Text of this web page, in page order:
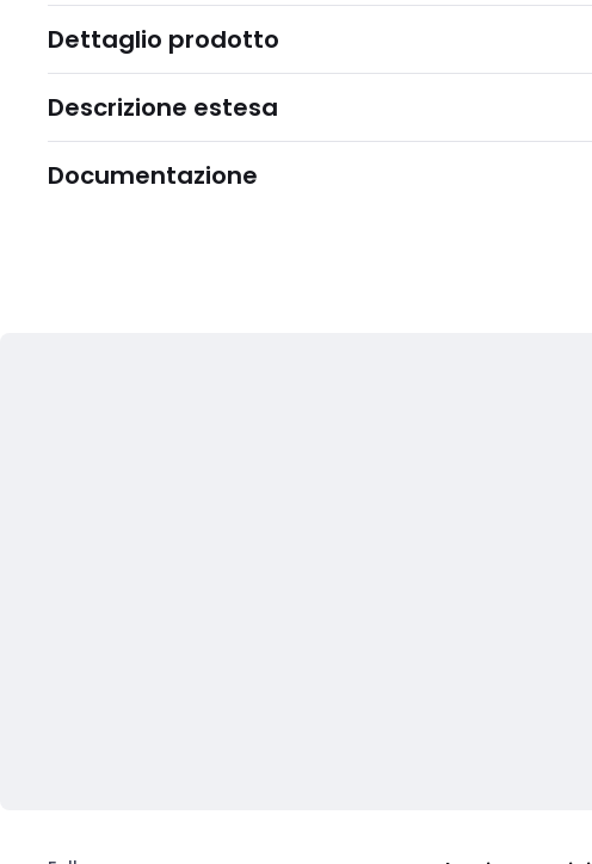
Dettaglio prodotto
Descrizione estesa
Documentazione